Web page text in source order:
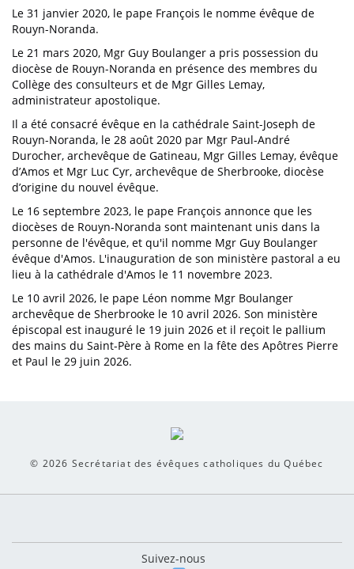
Le 31 janvier 2020, le pape François le nomme évêque de
Rouyn-Noranda.
Le 21 mars 2020, Mgr Guy Boulanger a pris possession du
diocèse de Rouyn-Noranda en présence des membres du
Collège des consulteurs et de Mgr Gilles Lemay,
administrateur apostolique.
Il a été consacré évêque en la cathédrale Saint-Joseph de
Rouyn-Noranda, le 28 août 2020 par Mgr Paul-André
Durocher, archevêque de Gatineau, Mgr Gilles Lemay, évêque
d’Amos et Mgr Luc Cyr, archevêque de Sherbrooke, diocèse
d’origine du nouvel évêque.
Le 16 septembre 2023, le pape François annonce que les
diocèses de Rouyn-Noranda sont maintenant unis dans la
personne de l'évêque, et qu'il nomme Mgr Guy Boulanger
évêque d'Amos. L'inauguration de son ministère pastoral a eu
lieu à la cathédrale d'Amos le 11 novembre 2023.
Le 10 avril 2026, le pape Léon nomme Mgr Boulanger
archevêque de Sherbrooke le 10 avril 2026. Son ministère
épiscopal est inauguré le 19 juin 2026 et il reçoit le pallium
des mains du Saint-Père à Rome en la fête des Apôtres Pierre
et Paul le 29 juin 2026.
© 2026 Secrétariat des évêques catholiques du Québec
Suivez-nous